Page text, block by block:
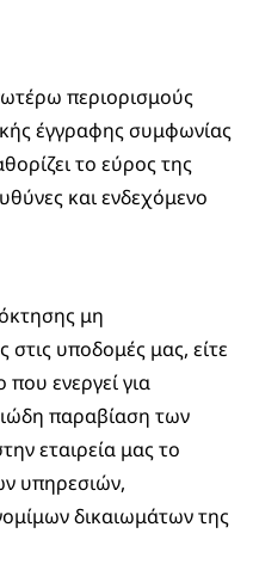
περιορισμούς
έγγραφης συμφωνίας
το εύρος της
και ενδεχόμενο
μη
υποδομές μας, είτε
ενεργεί για
παραβίαση των
εταιρεία μας το
υπηρεσιών,
δικαιωμάτων της